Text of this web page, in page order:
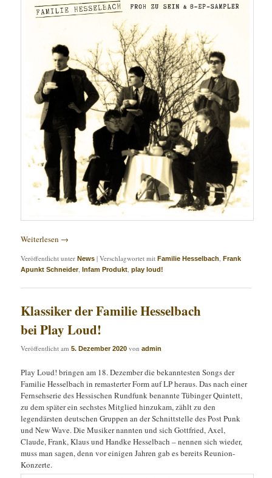
Weiterlesen →
Veröffentlicht unter News |Verschlagwortet mit Familie Hesselbach,Frank
Apunkt Schneider, Infam Produkt,play loud!
Klassiker der Familie Hesselbach
bei Play Loud!
Veröffentlicht am5. Dezember 2020 vonadmin
Play Loud! bringen am 18. Dezember die bekanntesten Songs der
Familie Hesselbach in remasterter Form auf LP heraus. Das nach einer
Fernsehserie des Hessischen Rundfunk benannte Tübinger Quintett,
zu dem später ein sechstes Mitglied hinzukam, zählt zu den
legendärsten deutschen Gruppen an der Schnittstelle des Post Punk
und New Wave. Die Musiker nannten und sich Gottfried, Axel,
Claude, Frank, Klaus und Handke Hesselbach – nennen sich wieder,
muss man sagen, denn vor einigen Jahren gab es bereits Reunion-
Konzerte.